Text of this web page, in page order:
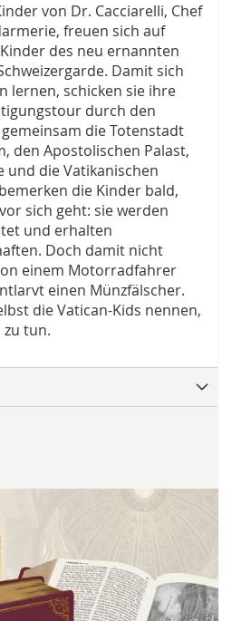
von Dr. Cacciarelli, Chef
freuen sich auf
des neu ernannten
Damit sich
lernen, schicken sie ihre
durch den
die Totenstadt
den Apostolischen Palast,
und die Vatikanischen
die Kinder bald,
sich geht: sie werden
und erhalten
Doch damit nicht
einem Motorradfahrer
einen Münzfälscher.
die Vatican-Kids nennen,
zu tun.